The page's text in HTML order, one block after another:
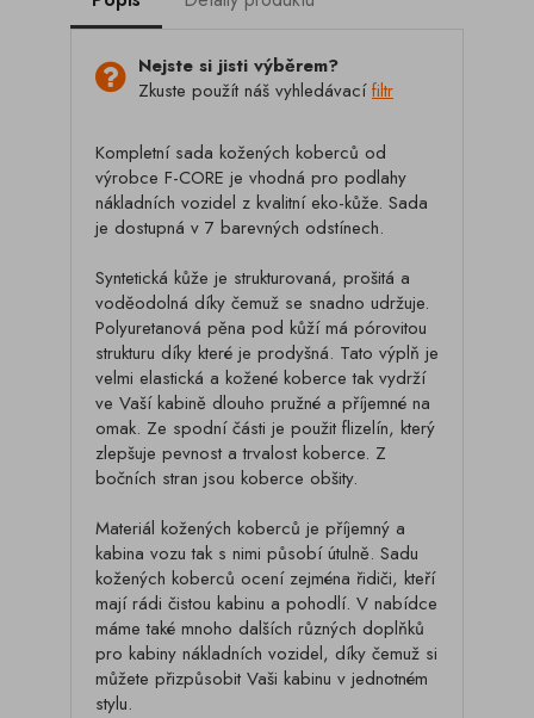
Nejste si jisti výběrem?
Zkuste použít náš vyhledávacífiltr
Kompletní sada kožených koberců od
výrobce F-CORE je vhodná pro podlahy
nákladních vozidel z kvalitní eko-kůže. Sada
je dostupná v 7 barevných odstínech.
Syntetická kůže je strukturovaná, prošitá a
voděodolná díky čemuž se snadno udržuje.
Polyuretanová pěna pod kůží má pórovitou
strukturu díky které je prodyšná. Tato výplň je
velmi elastická a kožené koberce tak vydrží
ve Vaší kabině dlouho pružné a příjemné na
omak. Ze spodní části je použit flizelín, který
zlepšuje pevnost a trvalost koberce. Z
bočních stran jsou koberce obšity.
Materiál kožených koberců je příjemný a
kabina vozu tak s nimi působí útulně. Sadu
kožených koberců ocení zejména řidiči, kteří
mají rádi čistou kabinu a pohodlí. V nabídce
máme také mnoho dalších různých doplňků
pro kabiny nákladních vozidel, díky čemuž si
můžete přizpůsobit Vaši kabinu v jednotném
stylu.